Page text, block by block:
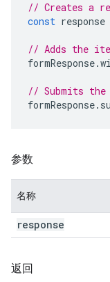
// Creates a
const response
// Adds the
formResponse.
// Submits the
formResponse.
参数
名称
response
返回